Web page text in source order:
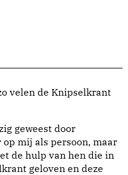
velen de Knipselkrant
geweest door
mij als persoon, maar
de hulp van hen die in
geloven en deze